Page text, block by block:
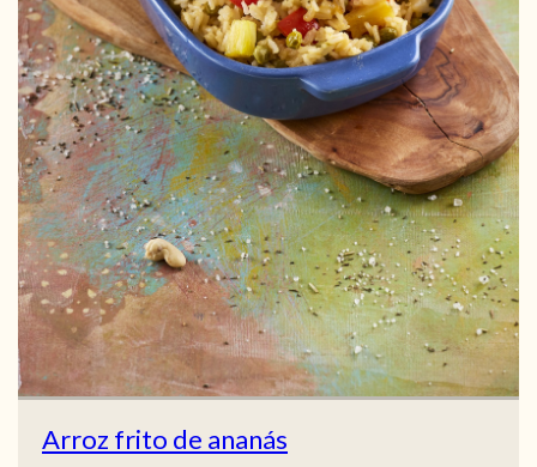
Arroz frito de ananás